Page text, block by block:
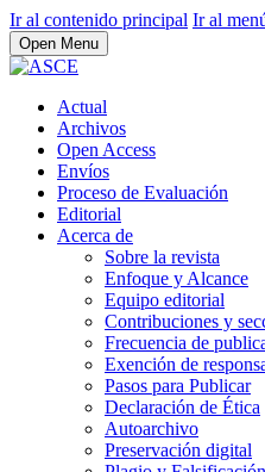
Ir al contenido principal Ir al
Open Menu
Actual
Archivos
Open Access
Envíos
Proceso de Evaluación
Editorial
Acerca de
Sobre la revista
Enfoque y Alcance
Equipo editorial
Contribuciones y
Frecuencia de
Exención de
Pasos para Publicar
Declaración de Ética
Autoarchivo
Preservación digital